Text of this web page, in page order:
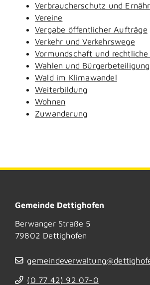
Verbraucherschutz und
Vereine
Vergabe öffentlicher Aufträge
Verkehr und Verkehrswege
Vormundschaft und
Wahlen und Bürgerbeteiligung
Wald im Klimawandel
Weiterbildung
Wohnen
Zuwanderung
Gemeinde Dettighofen
Berwanger Straße 5
79802 Dettighofen
(0 77 42) 92 07-0